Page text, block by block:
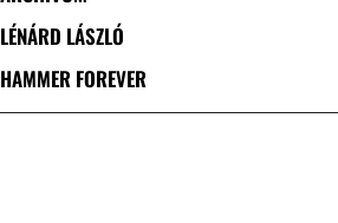
LÉNÁRD LÁSZLÓ
HAMMER FOREVER